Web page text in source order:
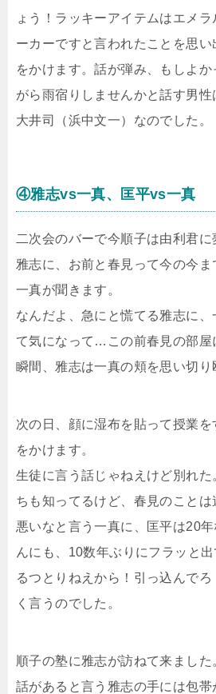
ょう！ラッキーアイテムはエメ
ーカーですと言われたことを思
をかけます。話が弾み、もしよ
がら雨宿りしませんかと話す男
大井司（浜中文一）なのでした。
④雅志vs一真、匡平vs一真
二次会のバーで今順子は由利君
雅志に、お前と春見って今の今ま
一真が聞きます。
なんだよ、急にと慌てる雅志に、
て気になって…この前春見の部屋
瞬間、雅志は一真の頬を思い切り
次の日、顔に湿布を貼って授業
をかけます。
生徒に言う話じゃねえけど別れ
ちも知ってるけど、春見のことは
悪いなと言う一真に、匡平は20
んにも、10数年ぶりにフラッと
るつとりねえから！引っ込んで
く言うのでした。
順子の塾に雅志が訪ねて来ました
話があると言う雅志の手には包